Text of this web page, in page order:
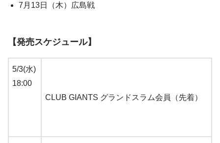
7月13日（木）広島戦
【発売スケジュール】
5/3(水)
18:00
CLUB GIANTS グランドスラム会員（先着）